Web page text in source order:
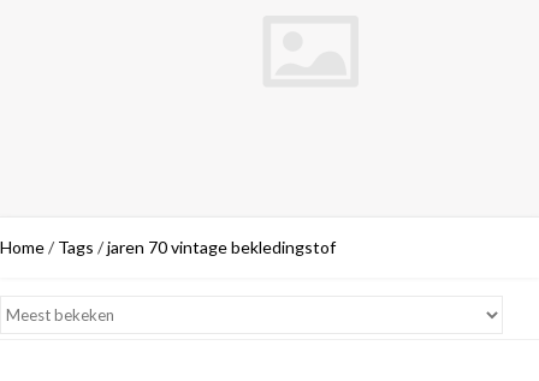
Home/ Tags /jaren 70 vintage bekledingstof